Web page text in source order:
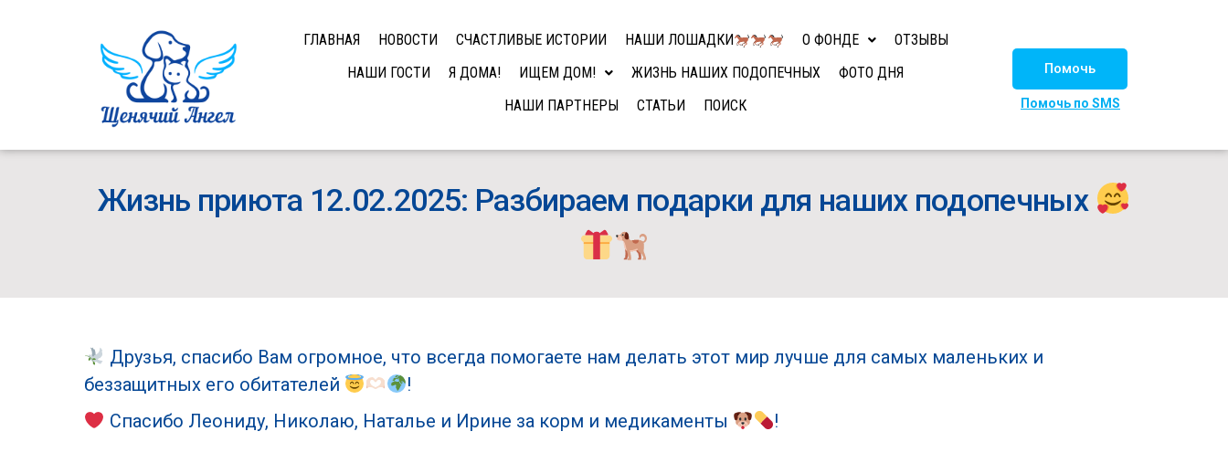
ГЛАВНАЯ НОВОСТИ СЧАСТЛИВЫЕ ИСТОРИИ НАШИ ЛОШАДКИ О ФОНДЕ
ОТЗЫВЫ
НАШИ ГОСТИ
Я ДОМА! ИЩЕМ ДОМ! ЖИЗНЬ НАШИХ ПОДОПЕЧНЫХ
ФОТО ДНЯ
НАШИ ПАРТНЕРЫ
СТАТЬИ ПОИСК
Помочь
Помочь по SMS
Жизнь приюта 12.02.2025: Разбираем подарки для наших подопечных
Друзья, спасибо Вам огромное, что всегда помогаете нам делать этот мир лучше для самых маленьких и
беззащитных его обитателей
!
Спасибо Леониду, Николаю, Наталье и Ирине за корм и медикаменты
!